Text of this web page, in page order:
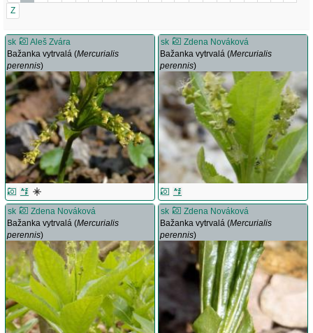
Z
sk
Aleš Zvára
Bažanka vytrvalá (Mercurialis
perennis)
sk
Zdena Nováková
Bažanka vytrvalá (Mercurialis
perennis)
sk
Zdena Nováková
Bažanka vytrvalá (Mercurialis
perennis)
sk
Zdena Nováková
Bažanka vytrvalá (Mercurialis
perennis)